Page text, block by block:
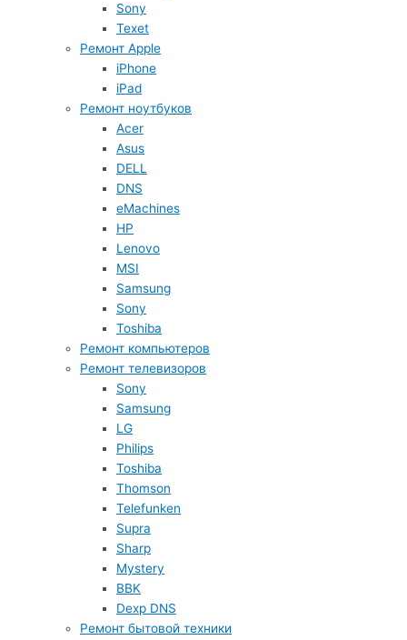
Sony
Texet
Ремонт Apple
iPhone
iPad
Ремонт ноутбуков
Acer
Asus
DELL
DNS
eMachines
HP
Lenovo
MSI
Samsung
Sony
Toshiba
Ремонт компьютеров
Ремонт телевизоров
Sony
Samsung
LG
Philips
Toshiba
Thomson
Telefunken
Supra
Sharp
Mystery
BBK
Dexp DNS
Ремонт бытовой техники